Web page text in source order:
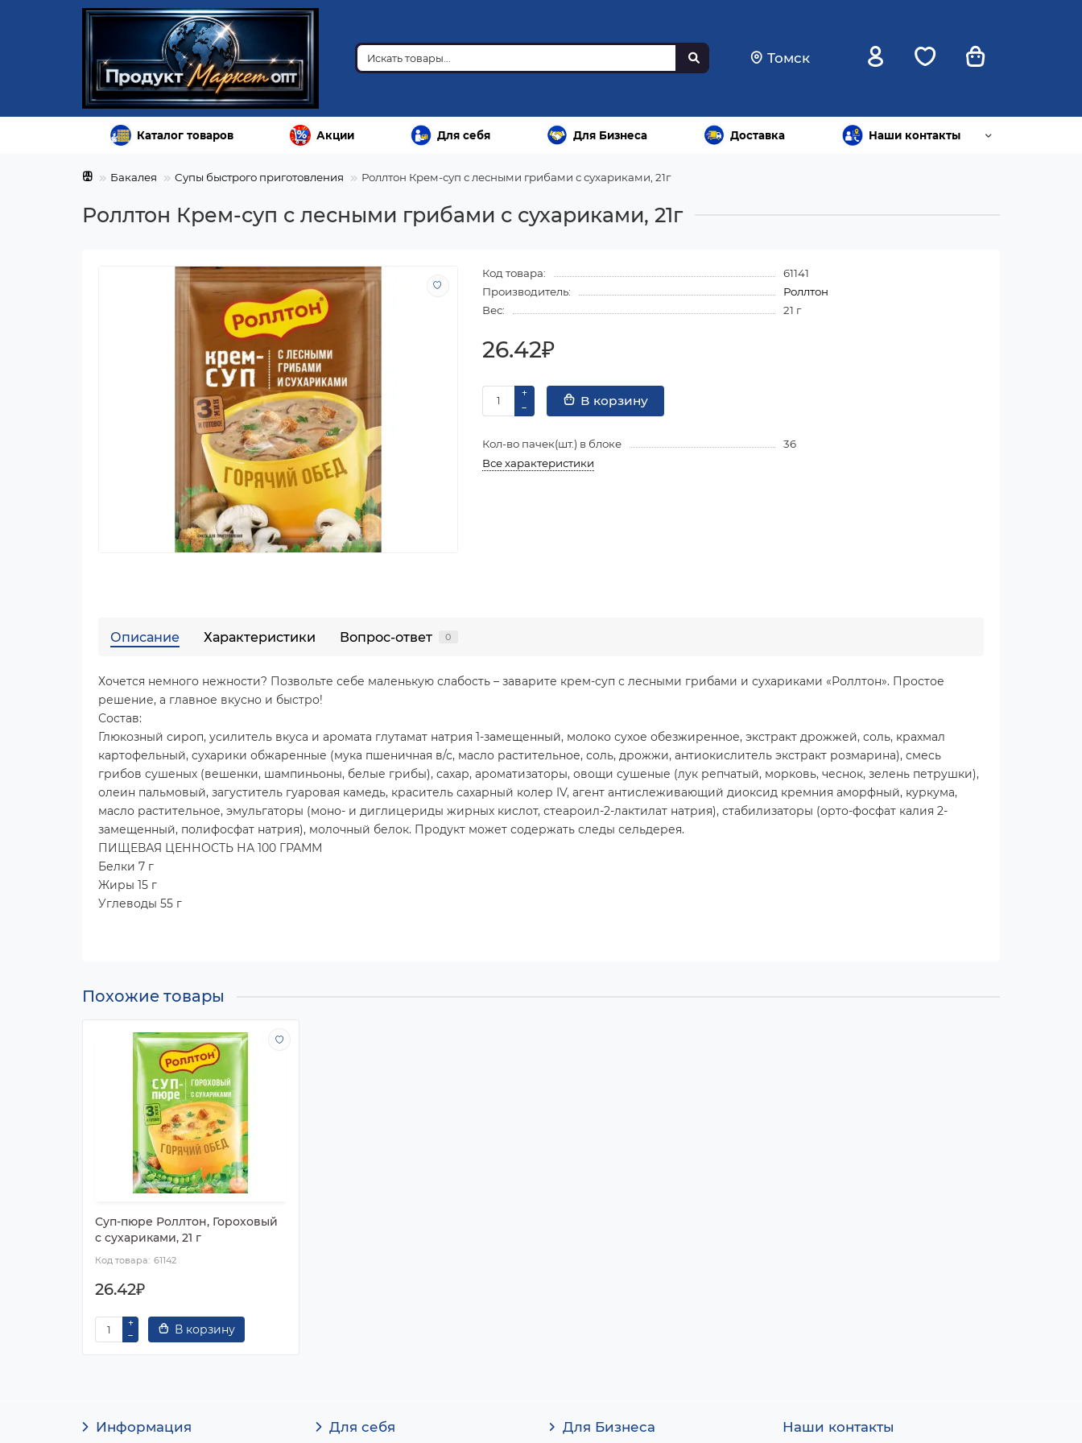
Томск
Каталог товаров Акции Для себя Для Бизнеса Доставка Наши контакты
Бакалея Супы быстрого приготовления Роллтон Крем-суп с лесными грибами с сухариками, 21г
Роллтон Крем-суп с лесными грибами с сухариками, 21г
Код товара:
61141
Производитель:
Роллтон
Вес:
21 г
26.42₽
В корзину
Кол-во пачек(шт.) в блоке
36
Все характеристики
Описание Характеристики Вопрос-ответ 0
Хочется немного нежности? Позвольте себе маленькую слабость – заварите крем-суп с лесными грибами и сухариками «Роллтон». Простое
решение, а главное вкусно и быстро!
Состав:
Глюкозный сироп, усилитель вкуса и аромата глутамат натрия 1-замещенный, молоко сухое обезжиренное, экстракт дрожжей, соль, крахмал
картофельный, сухарики обжаренные (мука пшеничная в/с, масло растительное, соль, дрожжи, антиокислитель экстракт розмарина), смесь
грибов сушеных (вешенки, шампиньоны, белые грибы), сахар, ароматизаторы, овощи сушеные (лук репчатый, морковь, чеснок, зелень петрушки),
олеин пальмовый, загуститель гуаровая камедь, краситель сахарный колер IV, агент антислеживающий диоксид кремния аморфный, куркума,
масло растительное, эмульгаторы (моно- и диглицериды жирных кислот, стеароил-2-лактилат натрия), стабилизаторы (орто-фосфат калия 2-
замещенный, полифосфат натрия), молочный белок. Продукт может содержать следы сельдерея.
ПИЩЕВАЯ ЦЕННОСТЬ НА 100 ГРАММ
Белки 7 г
Жиры 15 г
Углеводы 55 г
Похожие товары
Суп-пюре Роллтон, Гороховый
с сухариками, 21 г
61142
26.42₽
В корзину
Информация Для себя Для Бизнеса Наши контакты